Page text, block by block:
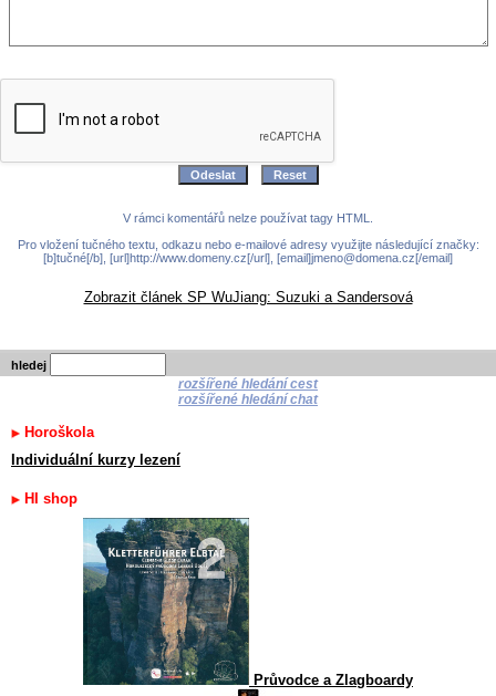
V rámci komentářů nelze používat tagy HTML.
Pro vložení tučného textu, odkazu nebo e-mailové adresy využijte následující značky:
[b]tučné[/b], [url]http://www.domeny.cz[/url], [email]jmeno@domena.cz[/email]
Zobrazit článek SP WuJiang: Suzuki a Sandersová
hledej
rozšířené hledání cest
rozšířené hledání chat
Horoškola
Individuální kurzy lezení
HI shop
Průvodce a Zlagboardy